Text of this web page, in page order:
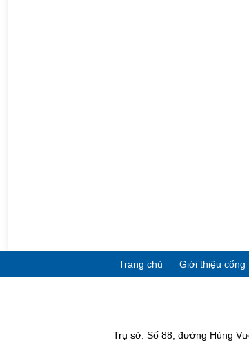
Trang chủ Giới thiệu cổng
Trụ sở: Số 88, đường Hùng